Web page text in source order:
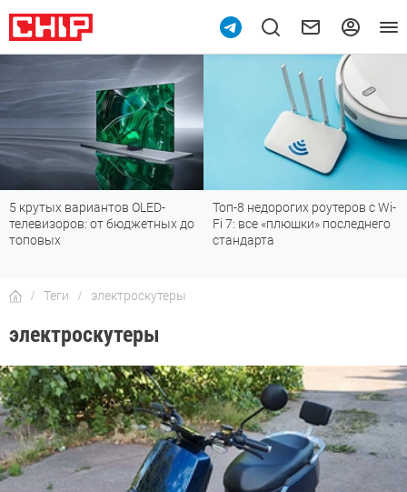
5 крутых вариантов OLED-
телевизоров: от бюджетных до
топовых
Топ-8 недорогих роутеров с Wi-
Fi 7: все «плюшки» последнего
стандарта
Теги электроскутеры
электроскутеры